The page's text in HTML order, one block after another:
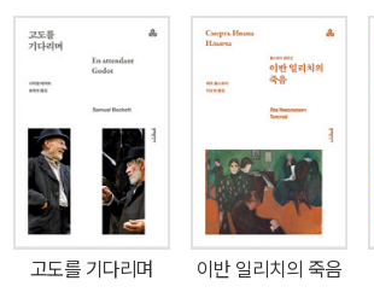
신교도인 그들의 고상한 금욕주의적 이상이 두
다. 알리사는 결국 제롬을 향한 지상에서의 사랑
가르침대로 ‘좁은 문’을 통과해 천국에서 영혼의
한다. 자신을 구속하고 욕망을 자기희생으로 극
사는 세상을 떠나고, 독신을 지키려는 제롬에게
는 알리사의 동생 줄리에트가 던지는 의문의 말
한 울림을 준다. ★ 노벨문학상 수상 작가 ★ 피터 박스올 선정 죽기
전에 꼭 읽어야 할 1001권의 책 “좁은 문으로 들어가기를 힘쓰라. 생
명으로 인도하는 문은 좁고 협착하여 찾는 이가 적음이
고도를 기다리며 이반 일리치의 죽음